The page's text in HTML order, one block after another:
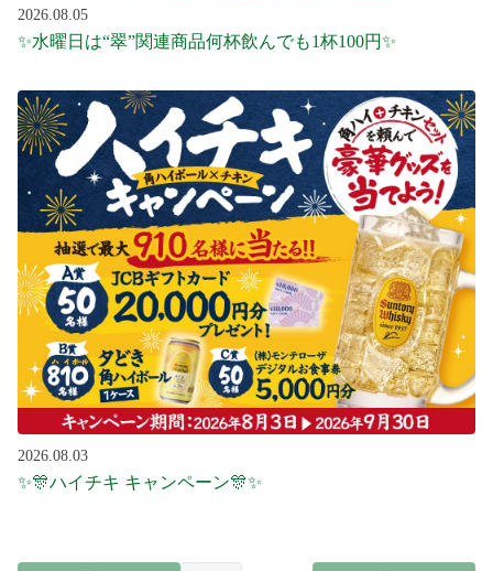
2026.08.05
✨水曜日は“翠”関連商品何杯飲んでも1杯100円✨
2026.08.03
✨🎊ハイチキ キャンペーン🎊✨